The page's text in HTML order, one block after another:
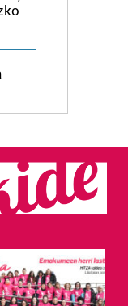
cookie-
hori